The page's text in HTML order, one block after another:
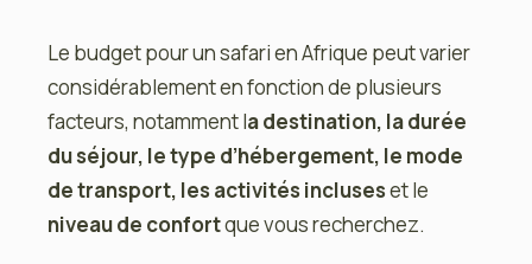
Le budget pour un safari en Afrique peut varier
considérablement en fonction de plusieurs
facteurs, notamment la destination, la durée
du séjour, le type d’hébergement, le mode
de transport, les activités incluseset le
niveau de confortque vous recherchez.